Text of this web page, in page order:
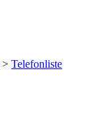
> Telefonliste